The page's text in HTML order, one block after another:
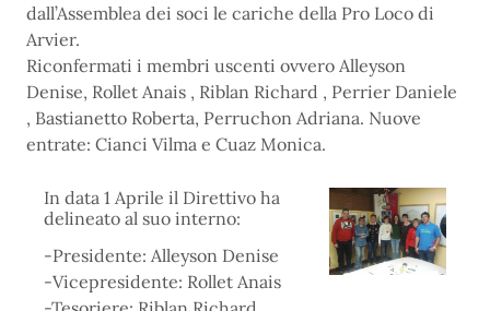
dall’Assemblea dei soci le cariche della Pro Loco di
Arvier.
Riconfermati i membri uscenti ovvero Alleyson
Denise, Rollet Anais , Riblan Richard , Perrier Daniele
, Bastianetto Roberta, Perruchon Adriana. Nuove
entrate: Cianci Vilma e Cuaz Monica.
In data 1 Aprile il Direttivo ha
delineato al suo interno:
-Presidente: Alleyson Denise
-Vicepresidente: Rollet Anais